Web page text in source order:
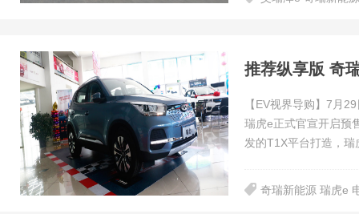
推荐纵享版 奇
【EV视界导购】7月
瑞虎e正式官宣开启预
发的T1X平台打造，
奇瑞新能源 瑞虎e